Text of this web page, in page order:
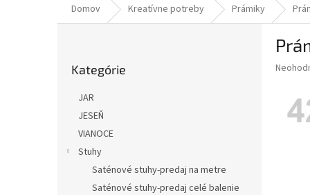
Domov
Kreatívne potreby Prámiky
kategórie
Kategórie
JAR
JESEŇ
VIANOCE
Stuhy
Saténové stuhy-predaj na metre
Saténové stuhy-predaj celé balenie